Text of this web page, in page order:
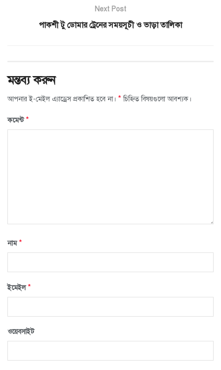
Next Post
পাকশী টু ডোমার ট্রেনের সময়সূচী ও ভাড়া তালিকা
মন্তব্য করুন
আপনার ই-মেইল এ্যাড্রেস প্রকাশিত হবে না। * চিহ্নিত বিষয়গুলো আবশ্যক।
কমেন্ট*
নাম*
ইমেইল*
ওয়েবসাইট